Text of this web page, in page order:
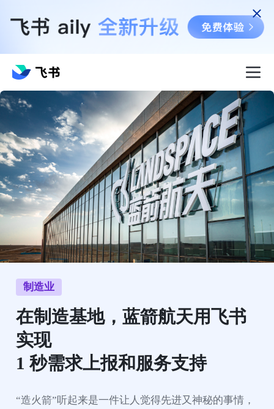
制造业
在制造基地，蓝箭航天用飞书
实现
1 秒需求上报和服务支持
“造火箭”听起来是一件让人觉得先进又神秘的事情，